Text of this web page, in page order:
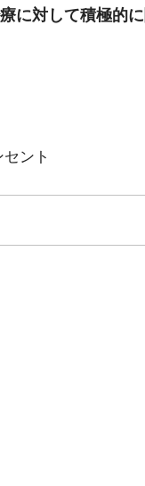
に対して積極的に
ント